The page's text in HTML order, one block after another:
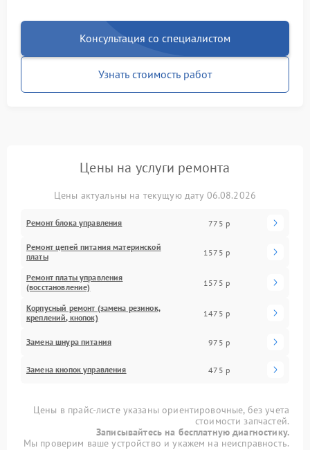
Консультация со специалистом
Узнать стоимость работ
Цены на услуги ремонта
Цены актуальны на текущую дату 06.08.2026
Ремонт блока управления 775 р
Ремонт цепей питания материнской
платы
1575 р
Ремонт платы управления
(восстановление)
1575 р
Корпусный ремонт (замена резинок,
креплений, кнопок)
1475 р
Замена шнура питания 975 р
Замена кнопок управления 475 р
Цены в прайс-листе указаны ориентировочные, без учета
стоимости запчастей.
Записывайтесь на бесплатную диагностику.
Мы проверим ваше устройство и укажем на неисправность.